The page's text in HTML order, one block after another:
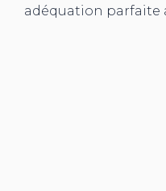
adéquation parfaite